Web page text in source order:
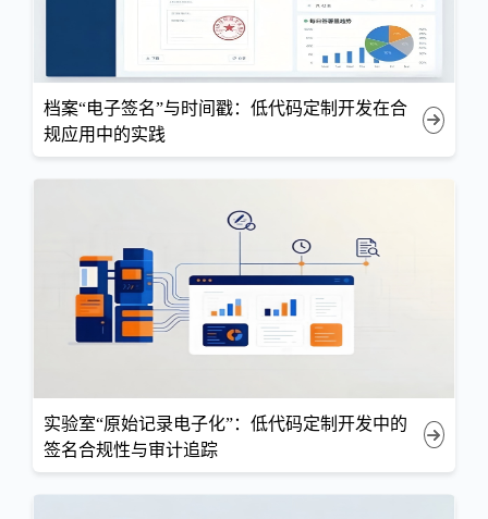
档案“电子签名”与时间戳：低代码定制开发在合
规应用中的实践
实验室“原始记录电子化”：低代码定制开发中的
签名合规性与审计追踪